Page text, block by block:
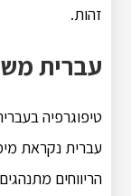
זהות.
עברית
טיפוגרפיה
עברית נקראת
הריווחים